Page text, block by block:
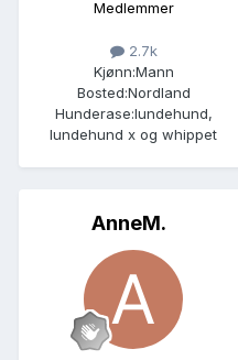
Medlemmer
2.7k
Kjønn:Mann
Bosted:Nordland
Hunderase:lundehund,
lundehund x og whippet
AnneM.